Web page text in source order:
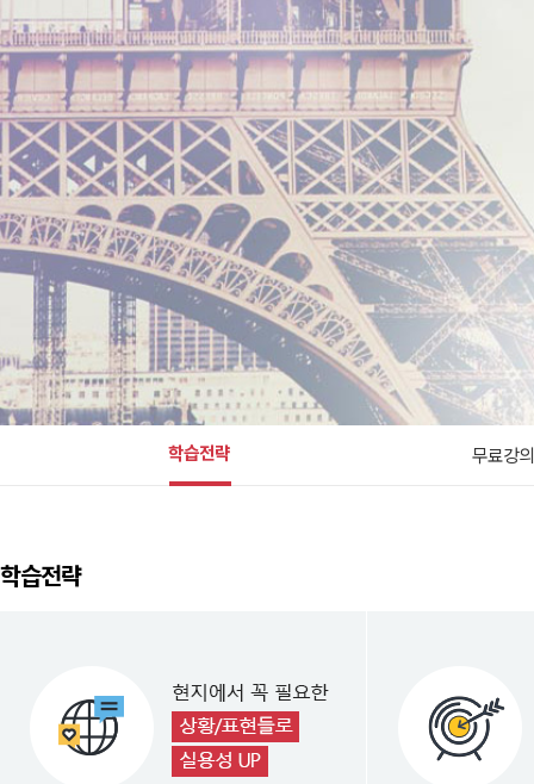
학습전략 무료강의
학습전략
20만 인플루언서
말문이 트이는 강